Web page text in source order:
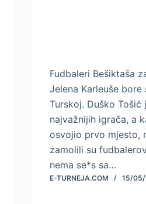
Fudbaleri Bešiktaša
Jelena Karleuše
Turskoj. Duško Tošić
najvažnijih igrača, a
osvojio prvo mjesto,
zamolili su
nema se*s sa…
E-TURNEJA.COM 15/05/